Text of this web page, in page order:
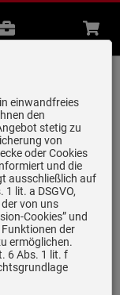
B2B Beratung
|
4 Stück verfügbar!
einwandfreies
den
stetig zu
von
oder Cookies
und die
ausschließlich auf
lit. a DSGVO,
von uns
Cookies” und
der
ermöglichen.
6 Abs. 1 lit. f